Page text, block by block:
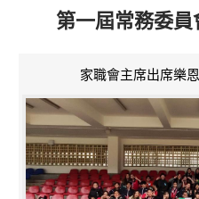
第一屆常務委
家職會主席出席樂